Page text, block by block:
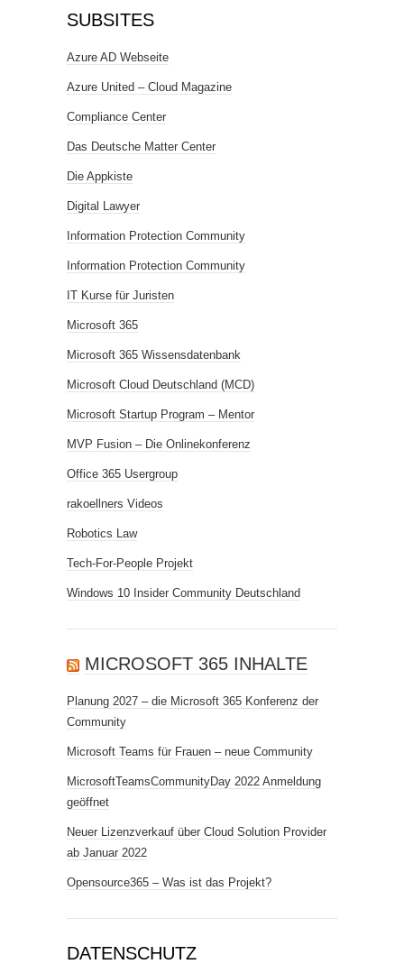
SUBSITES
Azure AD Webseite
Azure United – Cloud Magazine
Compliance Center
Das Deutsche Matter Center
Die Appkiste
Digital Lawyer
Information Protection Community
Information Protection Community
IT Kurse für Juristen
Microsoft 365
Microsoft 365 Wissensdatenbank
Microsoft Cloud Deutschland (MCD)
Microsoft Startup Program – Mentor
MVP Fusion – Die Onlinekonferenz
Office 365 Usergroup
rakoellners Videos
Robotics Law
Tech-For-People Projekt
Windows 10 Insider Community Deutschland
MICROSOFT 365 INHALTE
Planung 2027 – die Microsoft 365 Konferenz der
Community
Microsoft Teams für Frauen – neue Community
MicrosoftTeamsCommunityDay 2022 Anmeldung
geöffnet
Neuer Lizenzverkauf über Cloud Solution Provider
ab Januar 2022
Opensource365 – Was ist das Projekt?
DATENSCHUTZ